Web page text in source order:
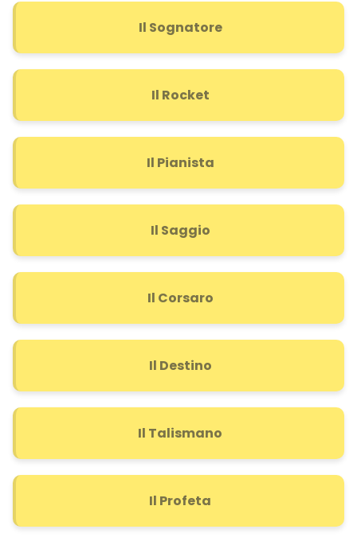
Il Sognatore
Il Rocket
Il Pianista
Il Saggio
Il Corsaro
Il Destino
Il Talismano
Il Profeta